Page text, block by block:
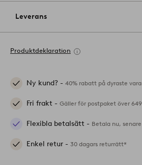
Leverans
Produktdeklaration
Ny kund? - 40% rabatt på dyraste
Fri frakt - Gäller för postpaket över
Flexibla betalsätt - Betala nu,
Enkel retur - 30 dagars returrätt*